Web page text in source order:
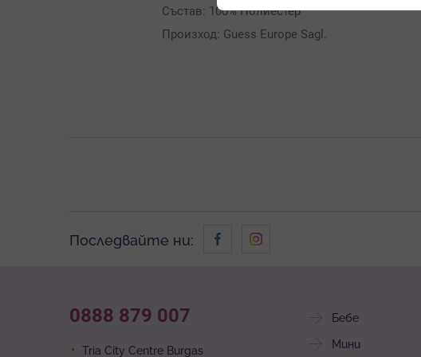
Състав: 100% Полиестер
Произход: Guess Europe Sagl.
Последвайте ни:
0888 879 007
Tria City Centre Burgas
Бебе
Мини